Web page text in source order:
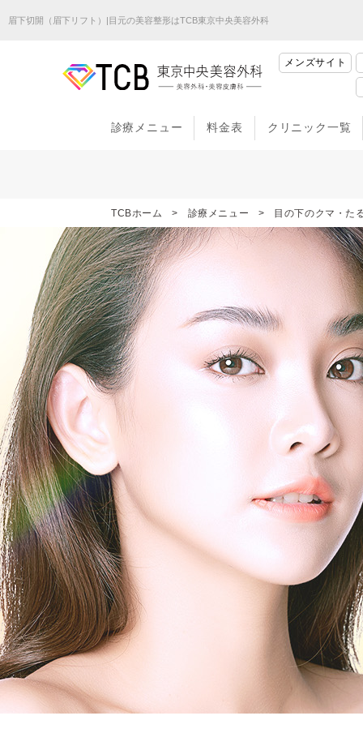
眉下切開（眉下リフト）|目元の美容整形はTCB東京中央美容外科
メンズサイト
診療メニュー 料金表 クリニック一覧
TCBホーム 診療メニュー 目の下のクマ・た